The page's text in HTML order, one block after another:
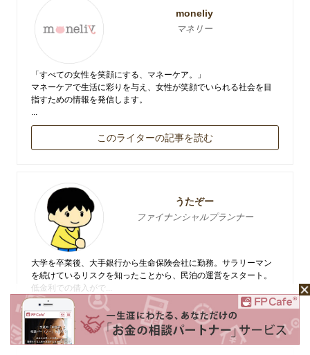
moneliy
マネリー
「すべての女性を笑顔にする、マネーケア。」
マネーケアで生活に彩りを与え、女性が笑顔でいられる社会を目
指すための情報を発信します。
...
このライターの記事を読む
うたぞー
ファイナンシャルプランナー
大学を卒業後、大手銀行から生命保険会社に勤務。サラリーマン
を続けているリスクを知ったことから、民泊の運営をスタート。
低金利での借入がで...
このライターの記事を読む